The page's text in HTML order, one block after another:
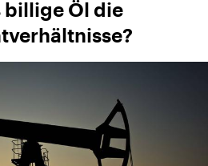
billige Öl die